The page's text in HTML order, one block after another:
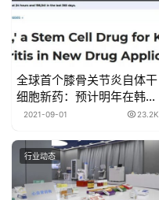
全球首个膝骨关节炎自体干
细胞新药：预计明年在韩国
上市
2021-09-01 23.2K
行业动态